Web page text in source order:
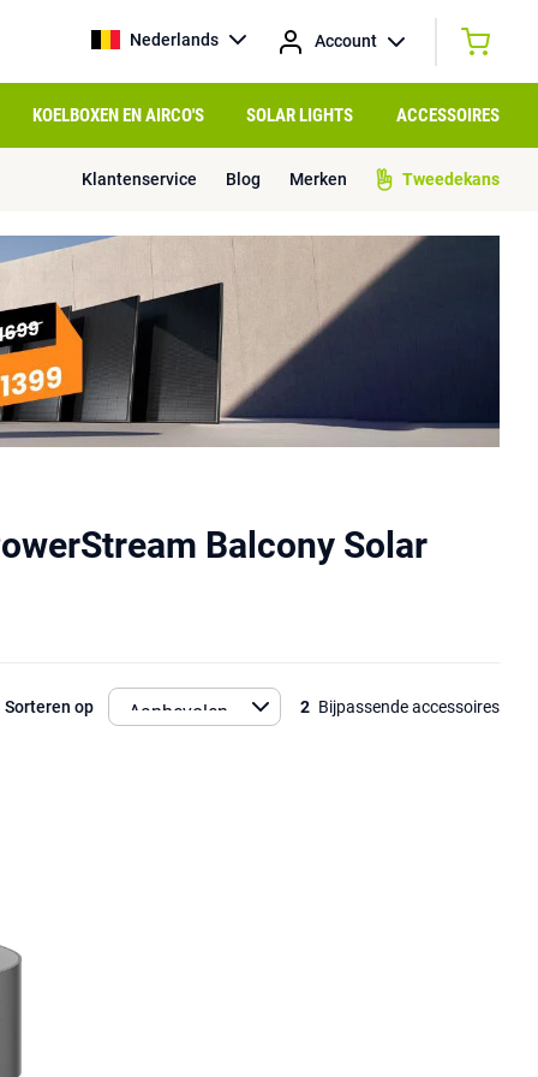
Nederlands Account
KOELBOXEN EN AIRCO'S SOLAR LIGHTS ACCESSOIRES
Klantenservice Blog Merken Tweedekans
Balcony Solar
Sorteren op 2 Bijpassende accessoires